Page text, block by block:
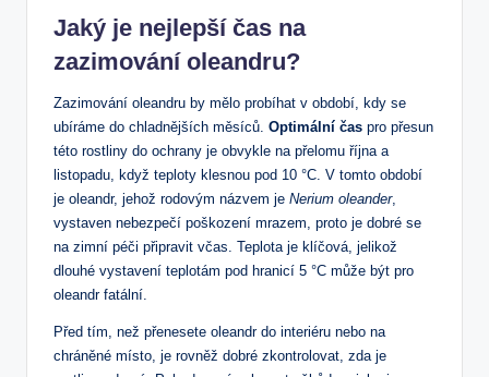
Jaký je nejlepší čas na
zazimování ⁤oleandru?
Zazimování oleandru‌ by mělo probíhat v období, kdy ‌se
ubíráme do ⁣chladnějších měsíců.​ Optimální čas pro přesun
této rostliny do ochrany ⁢je obvykle na přelomu října a
listopadu, když teploty⁣ klesnou pod 10 °C. ​V tomto období
je ⁤oleandr, jehož rodovým⁢ názvem je Nerium oleander,
vystaven nebezpečí ‍poškození mrazem, proto je dobré se​
na⁣ zimní péči připravit včas.‍ Teplota je klíčová, ​jelikož
dlouhé‌ vystavení ‌teplotám pod hranicí 5 °C může být pro ​
oleandr‍ fatální.
Před tím, ⁣než přenesete‍ oleandr do interiéru nebo na
chráněné ​místo, je rovněž dobré ⁣zkontrolovat, zda je